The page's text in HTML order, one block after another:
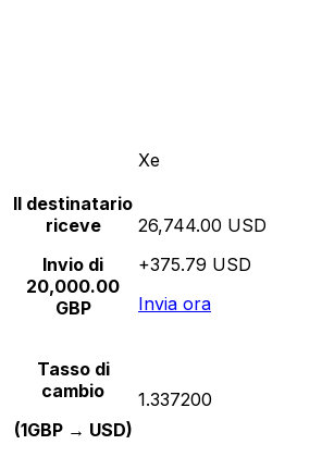
Xe
Il destinatario
riceve
Invio di
20,000.00
GBP
26,744.00 USD
+375.79 USD
Invia ora
Tasso di
cambio
(1GBP → USD)
1.337200